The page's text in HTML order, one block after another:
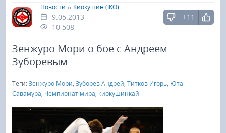
Главная
»
Новости » Киокушин (IKO)
9.05.2013
10 508
+11
Зенжуро Мори о бое с Андреем
Зуборевым
Теги:Зенжуро Мори, Зуборев Андрей, Титков Игорь, Юта
Савамура, Чемпионат мира, киокушинкай
Шинкиокушинкай
Кекусин-кан
Бокс
UFC и MMA
Библиотека